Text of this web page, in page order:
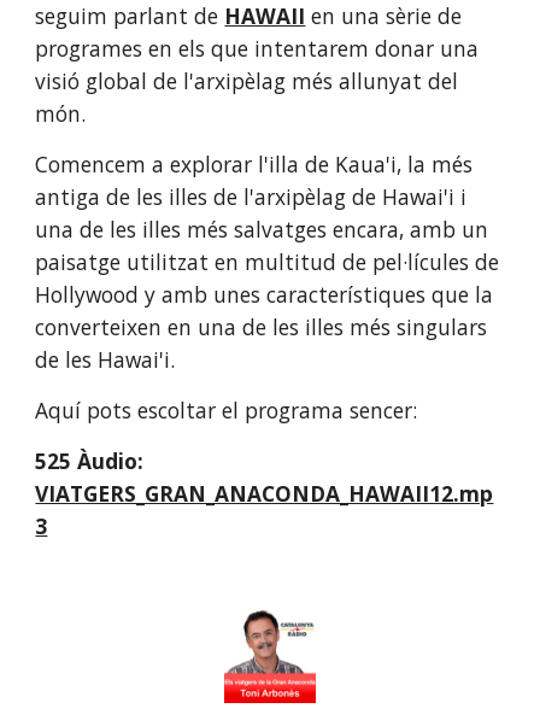
seguim parlant de HAWAII en una sèrie de
programes en els que intentarem donar una
visió global de l'arxipèlag més allunyat del
món.
Comencem a explorar l'illa de Kaua'i, la més
antiga de les illes de l'arxipèlag de Hawai'i i
una de les illes més salvatges encara, amb un
paisatge utilitzat en multitud de pel·lícules de
Hollywood y amb unes característiques que la
converteixen en una de les illes més singulars
de les Hawai'i.
Aquí pots escoltar el programa sencer:
525 Àudio:
VIATGERS_GRAN_ANACONDA_HAWAII12.mp
3